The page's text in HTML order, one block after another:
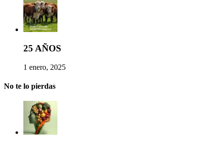
25 AÑOS
1 enero, 2025
No te lo pierdas